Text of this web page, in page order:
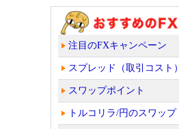
注目のFXキャンペーン
スプレッド（取引コスト）
スワップポイント
トルコリラ/円のスワップ